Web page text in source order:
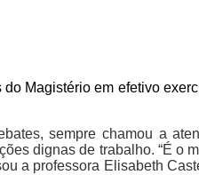
Magistério em efetivo
semprechamou a
dignas de trabalho. “É o
a professora Elisabeth